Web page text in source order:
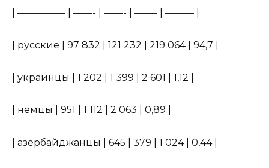
| ————— | ——- | ——- | ——- | ——— |
| русские | 97 832 | 121 232 | 219 064 | 94,7 |
| украинцы | 1 202 | 1 399 | 2 601 | 1,12 |
| немцы | 951 | 1 112 | 2 063 | 0,89 |
| азербайджанцы | 645 | 379 | 1 024 | 0,44 |